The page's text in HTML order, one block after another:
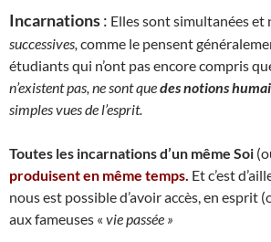
Incarnations: Elles sont simultanées et
successives, comme le pensent
étudiants qui n’ont pas encore compris
n’existent pas, ne sont quedes notions
simples vues de l’esprit.
Toutes les incarnations d’un même Soi
produisent en même temps. Et c’est
nous est possible d’avoir accès, en esprit
aux fameuses « vie passée »